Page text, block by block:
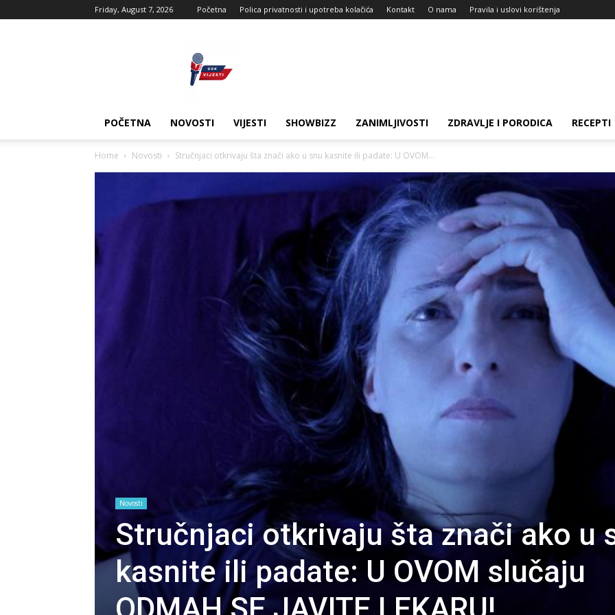
Friday, August 7, 2026 Početna Polica privatnosti i upotreba kolačića Kontakt O nama Pravila i uslovi korištenja
POČETNA NOVOSTI VIJESTI SHOWBIZZ ZANIMLJIVOSTI ZDRAVLJE I PORODICA RECEPTI
Home Novosti Stručnjaci otkrivaju šta znači ako u snu kasnite ili padate: U OVOM...
Novosti
Stručnjaci otkrivaju šta znači ako u
kasnite ili padate: U OVOM slučaju